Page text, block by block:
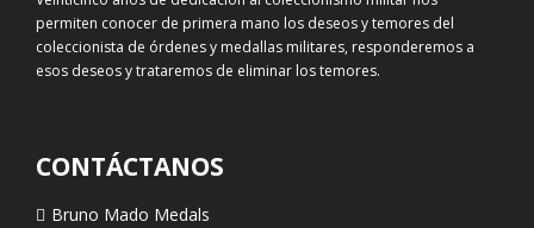
permiten conocer de primera mano los deseos y temores del
coleccionista de órdenes y medallas militares, responderemos a
esos deseos y trataremos de eliminar los temores.
CONTÁCTANOS
Bruno Mado Medals